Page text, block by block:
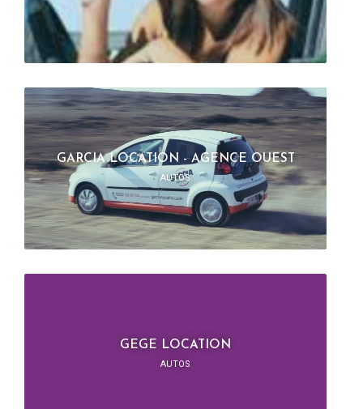
GARCIA LOCATION - AGENCE OUEST
AUTOS
GEGE LOCATION
AUTOS